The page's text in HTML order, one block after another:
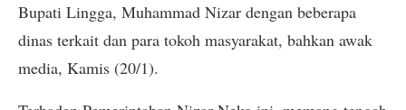
Bupati Lingga, Muhammad Nizar dengan beberapa
dinas terkait dan para tokoh masyarakat, bahkan awak
media, Kamis (20/1).